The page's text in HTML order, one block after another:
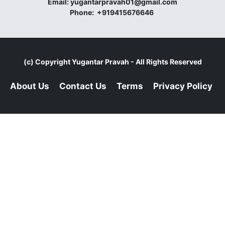
Phone: +919415676646
(c) CopyrightYugantar Pravah - All Rights Reserved
About Us Contact Us Terms Privacy Policy